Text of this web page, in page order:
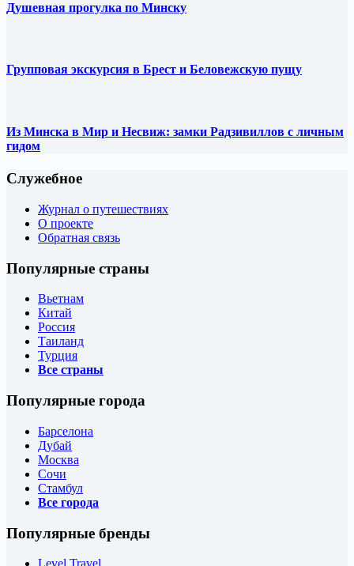
Душевная прогулка по Минску
Групповая экскурсия в Брест и Беловежскую пущу
Из Минска в Мир и Несвиж: замки Радзивиллов с личным
гидом
Служебное
Журнал о путешествиях
О проекте
Обратная связь
Популярные страны
Вьетнам
Китай
Россия
Таиланд
Турция
Все страны
Популярные города
Барселона
Дубай
Москва
Сочи
Стамбул
Все города
Популярные бренды